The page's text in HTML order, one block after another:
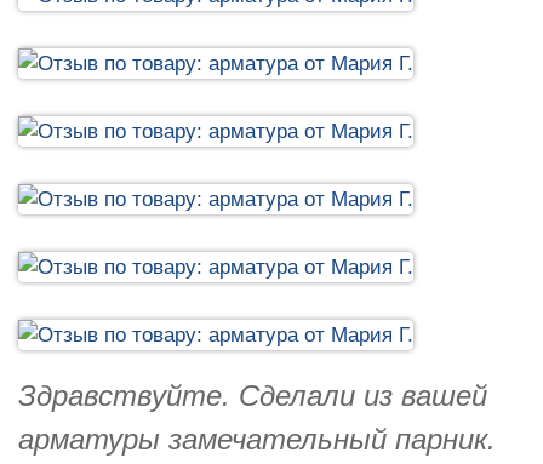
Здравствуйте. Сделали из вашей
арматуры замечательный парник.